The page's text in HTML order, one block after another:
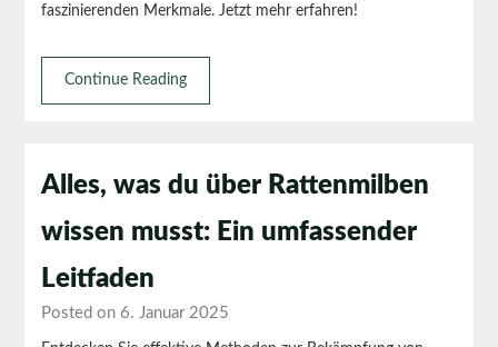
faszinierenden Merkmale. Jetzt mehr erfahren!
Continue Reading
Alles, was du über Rattenmilben
wissen musst: Ein umfassender
Leitfaden
Posted on 6. Januar 2025